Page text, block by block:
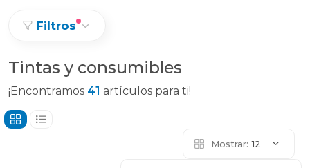
Filtros
Tintas y consumibles
¡Encontramos 41 artículos para ti!
Mostrar: 12